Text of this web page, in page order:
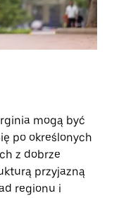
mogą być
po określonych
z dobrze
przyjazną
regionu i